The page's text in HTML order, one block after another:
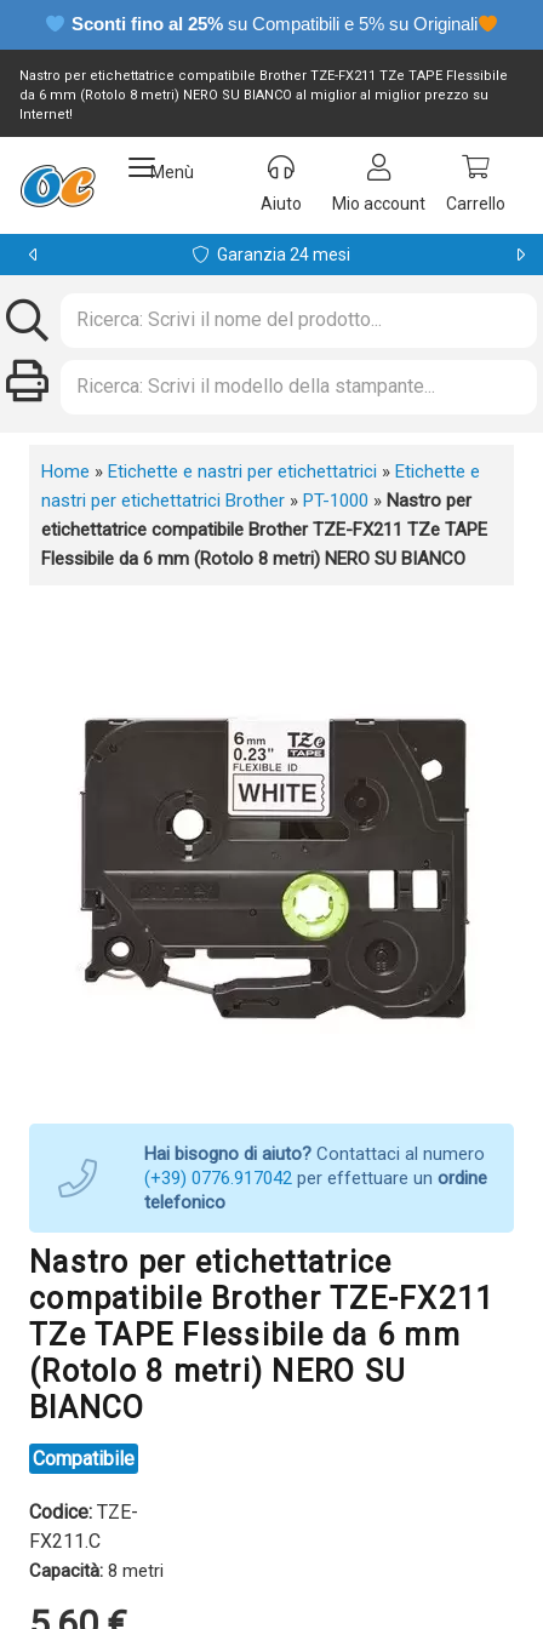
Sconti fino al 25% su Compatibili e 5% su Originali
Nastro per etichettatrice compatibile Brother TZE-FX211 TZe TAPE Flessibile
da 6 mm (Rotolo 8 metri) NERO SU BIANCO al miglior al miglior prezzo su
Internet!
Menù
Aiuto
Mio account Carrello
Garanzia 24 mesi
Home » Etichette e nastri per etichettatrici » Etichette e
nastri per etichettatrici Brother » PT-1000 » Nastro per
etichettatrice compatibile Brother TZE-FX211 TZe TAPE
Flessibile da 6 mm (Rotolo 8 metri) NERO SU BIANCO
Hai bisogno di aiuto? Contattaci al numero
(+39) 0776.917042 per effettuare un ordine
telefonico
Nastro per etichettatrice
compatibile Brother TZE-FX211
TZe TAPE Flessibile da 6 mm
(Rotolo 8 metri) NERO SU
BIANCO
Compatibile
Codice: TZE-
FX211.C
Capacità: 8 metri